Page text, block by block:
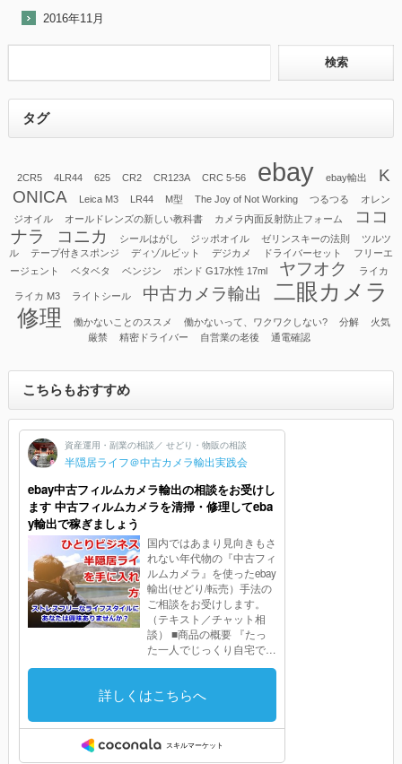
2016年11月
タグ
2CR5 4LR44 625 CR2 CR123A CRC 5-56 ebay ebay輸出
K
ONICA
Leica M3 LR44 M型 The Joy of Not Working つるつる
オレン
ジオイル
オールドレンズの新しい教科書 カメラ内面反射防止フォーム
ココ
ナラ
コニカ シールはがし ジッポオイル ゼリンスキーの法則
ツルツ
ル
テープ付きスポンジ ディゾルビット デジカメ ドライバーセット
フリーエ
ージェント
ベタベタ ベンジン ボンド G17水性 17ml ヤフオク ライカ
ライカ M3 ライトシール 中古カメラ輸出
二眼カメラ
修理
働かないことのススメ 働かないって、ワクワクしない? 分解
火気
厳禁
精密ドライバー 自営業の老後 通電確認
こちらもおすすめ